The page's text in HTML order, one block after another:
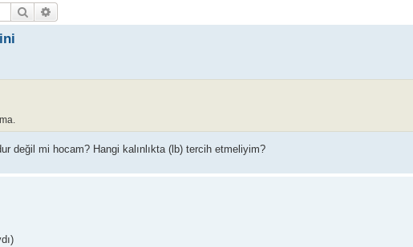
Search
değil mi hocam? Hangi kalınlıkta (lb) tercih etmeliyim?